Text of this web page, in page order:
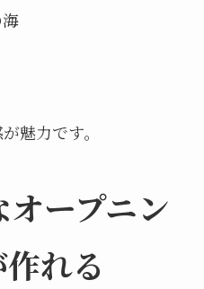
魅力です。
ープニン
れる